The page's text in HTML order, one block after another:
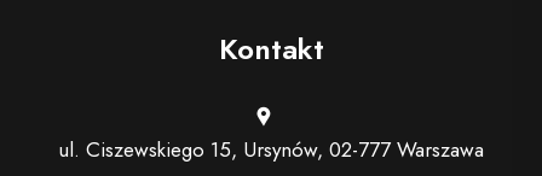
Kontakt
ul. Ciszewskiego 15, Ursynów, 02-777 Warszawa